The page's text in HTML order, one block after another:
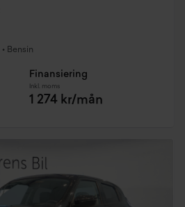
• Bensin
Finansiering
Inkl. moms
1 274 kr/mån